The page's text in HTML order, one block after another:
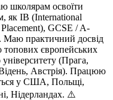
школярам освоїти
як IB (International
GCSE / A-
Маю практичний досвід
топових європейських
(Прага,
Австрія). Працюю
у США, Польщі,
Нідерландах. ⚠️